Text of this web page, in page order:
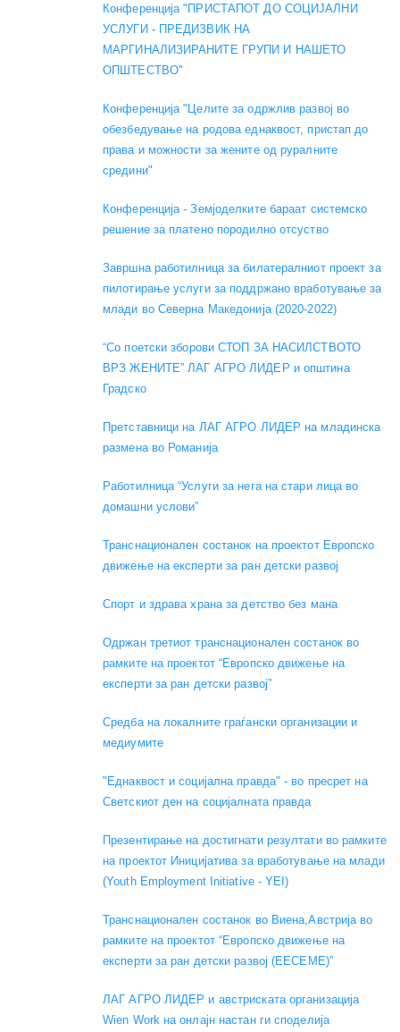
Конференција "ПРИСТАПОТ ДО СОЦИЈАЛНИ
УСЛУГИ - ПРЕДИЗВИК НА
МАРГИНАЛИЗИРАНИТЕ ГРУПИ И НАШЕТО
ОПШТЕСТВО"
Конференција "Целите за одржлив развој во
обезбедување на родова еднаквост, пристап до
права и можности за жените од руралните
средини"
Конференција - Земјоделките бараат системско
решение за платено породилно отсуство
Завршна работилница за билатералниот проект за
пилотирање услуги за поддржано вработување за
млади во Северна Македонија (2020-2022)
“Со поетски зборови СТОП ЗА НАСИЛСТВОТО
ВРЗ ЖЕНИТЕ” ЛАГ АГРО ЛИДЕР и општина
Градско
Претставници на ЛАГ АГРО ЛИДЕР на младинска
размена во Романија
Работилница “Услуги за нега на стари лица во
домашни услови”
Транснационален состанок на проектот Европско
движење на експерти за ран детски развој
Спорт и здрава храна за детство без мана
Одржан третиот транснационален состанок во
рамките на проектот “Европско движење на
експерти за ран детски развој”
Средба на локалните граѓански организации и
медиумите
"Еднаквост и социјална правда" - во пресрет на
Светскиот ден на социјалната правда
Презентирање на достигнати резултати во рамките
на проектот Иницијатива за вработување на млади
(Youth Employment Initiative - YEI)
Транснационален состанок во Виена,Австрија во
рамките на проектот “Европско движење на
експерти за ран детски развој (EECEME)”
ЛАГ АГРО ЛИДЕР и австриската организација
Wien Work на онлајн настан ги споделија